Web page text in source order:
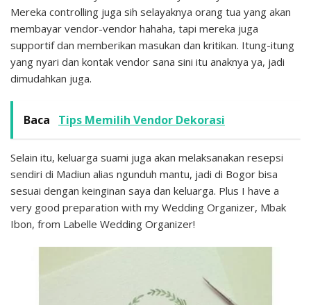
Mereka controlling juga sih selayaknya orang tua yang akan
membayar vendor-vendor hahaha, tapi mereka juga
supportif dan memberikan masukan dan kritikan. Itung-itung
yang nyari dan kontak vendor sana sini itu anaknya ya, jadi
dimudahkan juga.
Baca Tips Memilih Vendor Dekorasi
Selain itu, keluarga suami juga akan melaksanakan resepsi
sendiri di Madiun alias ngunduh mantu, jadi di Bogor bisa
sesuai dengan keinginan saya dan keluarga. Plus I have a
very good preparation with my Wedding Organizer, Mbak
Ibon, from Labelle Wedding Organizer!